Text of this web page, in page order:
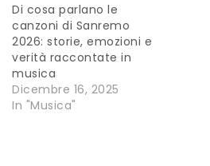
Di cosa parlano le
canzoni di Sanremo
2026: storie, emozioni e
verità raccontate in
musica
Dicembre 16, 2025
In "Musica"